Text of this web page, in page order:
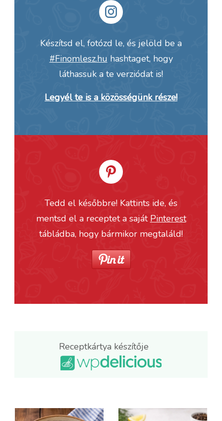
Készítsd el, fotózd le, és jelöld be a
#Finomlesz.hu hashtaget, hogy
láthassuk a te verziódat is!
Legyél te is a közösségünk része!
Tedd el későbbre! Kattints ide, és
mentsd el a receptet a saját Pinterest
tábládba, hogy bármikor megtaláld!
Receptkártya készítője